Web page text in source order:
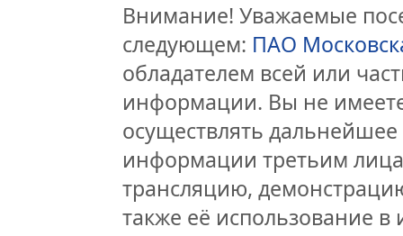
Внимание! Уважаемые
следующем: ПАО
обладателем всей или
информации. Вы не
осуществлять
информации третьим
трансляцию,
также её использование